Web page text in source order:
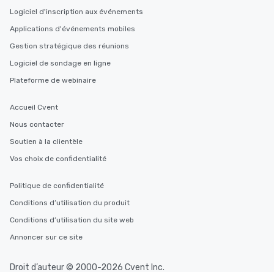
Logiciel d'inscription aux événements
Applications d'événements mobiles
Gestion stratégique des réunions
Logiciel de sondage en ligne
Plateforme de webinaire
Accueil Cvent
Nous contacter
Soutien à la clientèle
Vos choix de confidentialité
Politique de confidentialité
Conditions d’utilisation du produit
Conditions d’utilisation du site web
Annoncer sur ce site
Droit d’auteur © 2000-2026 Cvent Inc.